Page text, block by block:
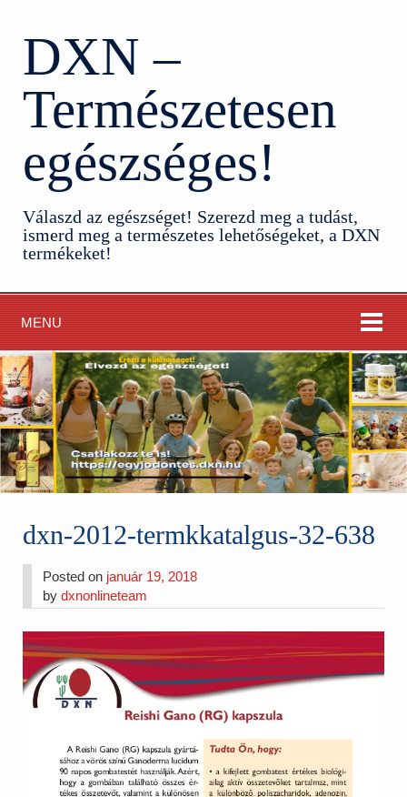
DXN –
Természetesen
egészséges!
Válaszd az egészséget! Szerezd meg a tudást,
ismerd meg a természetes lehetőségeket, a DXN
termékeket!
MENU
dxn-2012-termkkatalgus-32-638
Posted on január 19, 2018
bydxnonlineteam